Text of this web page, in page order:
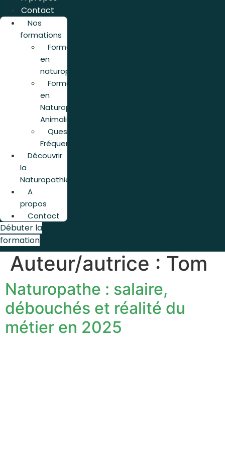
Contact
Nos
formations
Formation
en
naturopathie
Formation
en
Naturopathie
Animalière
Questions
Fréquentes
Découvrir
la
Naturopathie
A
propos
Contact
Débuter la
formation
Auteur/autrice : Tom
Naturopathe : salaire,
débouchés et réalité du
métier en 2025